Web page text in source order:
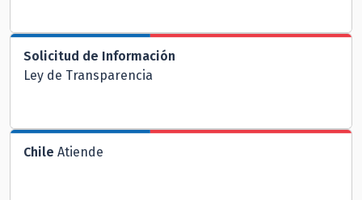
Solicitud de Información
Ley de Transparencia
Chile Atiende